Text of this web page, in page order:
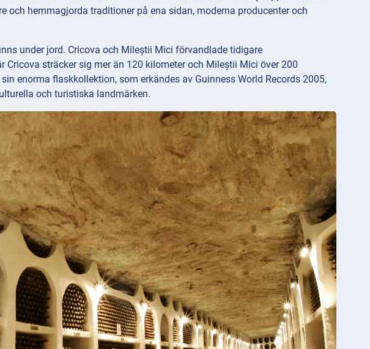
och hemmagjorda traditioner på ena sidan, moderna producenter och
under jord. Cricova och Mileștii Mici förvandlade tidigare
sträcker sig mer än 120 kilometer och Mileștii Mici över 200
enorma flaskkollektion, som erkändes av Guinness World Records 2005,
och turistiska landmärken.